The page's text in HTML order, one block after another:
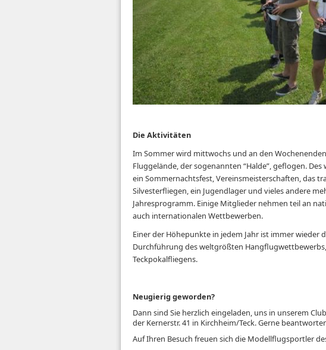
Die Aktivitäten
Im Sommer wird mittwochs und an den
Fluggelände, der sogenannten “Halde”, geflogen. Des
ein Sommernachtsfest, Vereinsmeisterschaften, das
Silvesterfliegen, ein Jugendlager und vieles andere
Jahresprogramm. Einige Mitglieder nehmen teil an
auch internationalen Wettbewerben.
Einer der Höhepunkte in jedem Jahr ist immer wieder
Durchführung des weltgrößten
Teckpokalfliegens.
Neugierig geworden?
Dann sind Sie herzlich eingeladen, uns in unserem
der Kernerstr. 41 in Kirchheim/Teck. Gerne
Auf Ihren Besuch freuen sich die Modellflugsportler